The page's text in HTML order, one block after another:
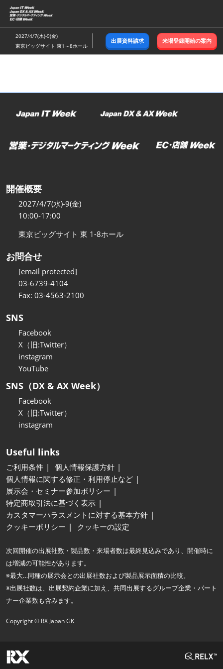
ス
キ
ッ
し
む
2027/4/7(水)-9(金)
東京ビッグサイト 東1～8ホール
出展資料請求 来場登録開始の案内
開催概要
2027/4/7(水)-9(金)
10:00-17:00
東京ビッグサイト 東 1-8ホール
お問合せ
[email protected]
03-6739-4104
Fax: 03-4563-2100
SNS
Facebook
X（旧:Twitter）
instagram
YouTube
SNS（DX & AX Week）
Facebook
X（旧:Twitter）
instagram
Useful links
ご利用条件
個人情報保護方針
個人情報に関する修正・利用停止など
展示会・セミナー参加ポリシー
特定商取引法に基づく表示
カスタマーハラスメントに対する基本方針
クッキーポリシー
クッキーの設定
次回開催の出展社数・製品数・来場者数は最終見込みであり、開催時に
は増減の可能性があります。
※最大…同種の展示会との出展社数および製品展示面積の比較。
※出展社数は、出展契約企業に加え、共同出展するグループ企業・パート
ナー企業数も含みます。
Copyright © RX Japan GK